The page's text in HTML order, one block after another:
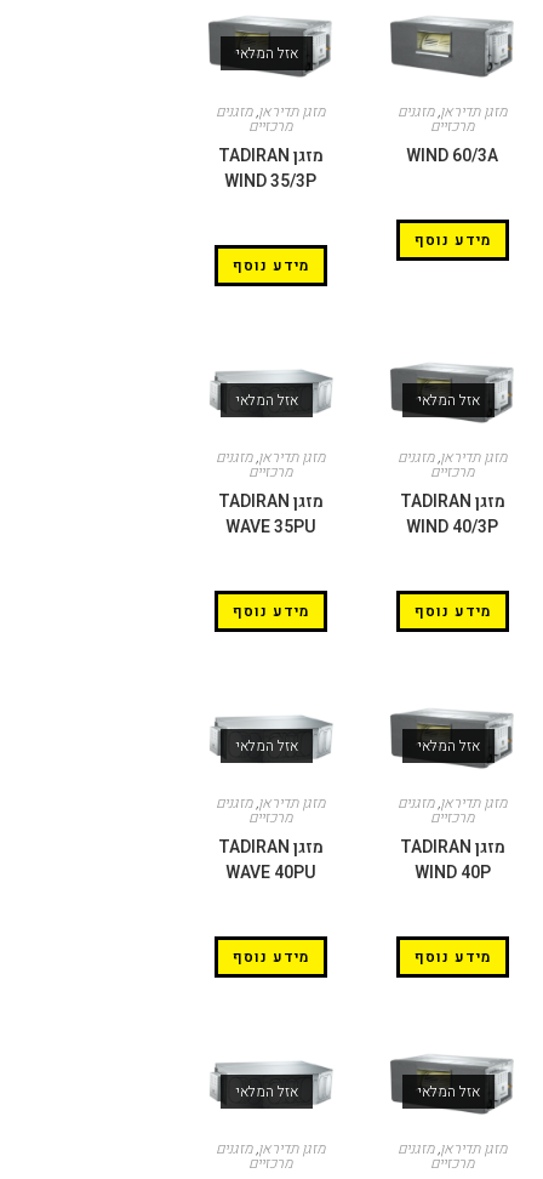
מזגן תדיראן,מזגנים
מרכזיים
WIND 60/3A
מידע נוסף
אזל המלאי
מזגן תדיראן,מזגנים
מרכזיים
מזגן TADIRAN
WIND 35/3P
מידע נוסף
אזל המלאי
מזגן תדיראן,מזגנים
מרכזיים
מזגן TADIRAN
WIND 40/3P
מידע נוסף
אזל המלאי
מזגן תדיראן,מזגנים
מרכזיים
מזגן TADIRAN
WAVE 35PU
מידע נוסף
אזל המלאי
מזגן תדיראן,מזגנים
מרכזיים
מזגן TADIRAN
WIND 40P
מידע נוסף
אזל המלאי
מזגן תדיראן,מזגנים
מרכזיים
מזגן TADIRAN
WAVE 40PU
מידע נוסף
אזל המלאי
מזגן תדיראן,מזגנים
מרכזיים
אזל המלאי
מזגן תדיראן,מזגנים
מרכזיים